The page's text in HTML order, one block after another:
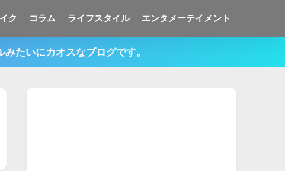
ク コラム ライフスタイル エンタメーテイメント
たいにカオスなブログです。